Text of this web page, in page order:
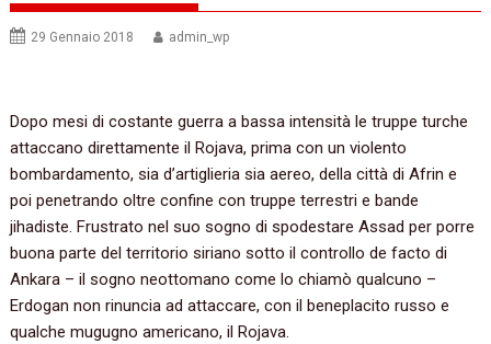
29 Gennaio 2018 admin_wp
Dopo mesi di costante guerra a bassa intensità le truppe turche
attaccano direttamente il Rojava, prima con un violento
bombardamento, sia d’artiglieria sia aereo, della città di Afrin e
poi penetrando oltre confine con truppe terrestri e bande
jihadiste. Frustrato nel suo sogno di spodestare Assad per porre
buona parte del territorio siriano sotto il controllo de facto di
Ankara – il sogno neottomano come lo chiamò qualcuno –
Erdogan non rinuncia ad attaccare, con il beneplacito russo e
qualche mugugno americano, il Rojava.